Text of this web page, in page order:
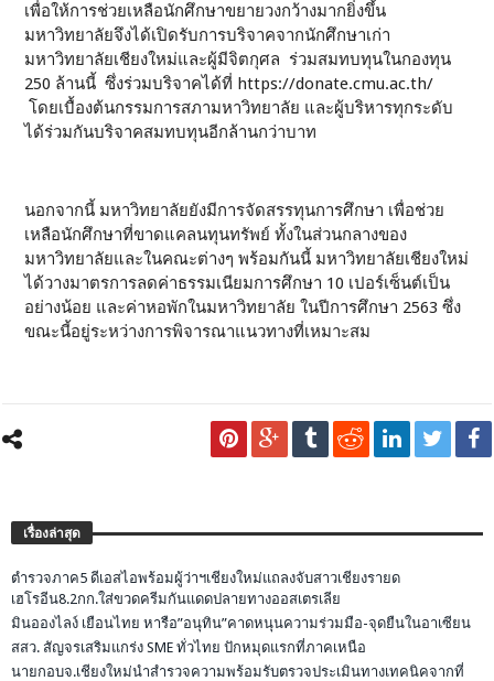
เพื่อให้การช่วยเหลือนักศึกษาขยายวงกว้างมากยิ่งขึ้น
มหาวิทยาลัยจึงได้เปิดรับการบริจาคจากนักศึกษาเก่า
มหาวิทยาลัยเชียงใหม่และผู้มีจิตกุศล ร่วมสมทบทุนในกองทุน
250 ล้านนี้ ซึ่งร่วมบริจาคได้ที่ https://donate.cmu.ac.th/
โดยเบื้องต้นกรรมการสภามหาวิทยาลัย และผู้บริหารทุกระดับ
ได้ร่วมกันบริจาคสมทบทุนอีกล้านกว่าบาท
นอกจากนี้ มหาวิทยาลัยยังมีการจัดสรรทุนการศึกษา เพื่อช่วย
เหลือนักศึกษาที่ขาดแคลนทุนทรัพย์ ทั้งในส่วนกลางของ
มหาวิทยาลัยและในคณะต่างๆ พร้อมกันนี้ มหาวิทยาลัยเชียงใหม่
ได้วางมาตรการลดค่าธรรมเนียมการศึกษา 10 เปอร์เซ็นต์เป็น
อย่างน้อย และค่าหอพักในมหาวิทยาลัย ในปีการศึกษา 2563 ซึ่ง
ขณะนี้อยู่ระหว่างการพิจารณาแนวทางที่เหมาะสม
เรื่องล่าสุด
ตำรวจภาค5 ดีเอสไอพร้อมผู้ว่าฯเชียงใหม่แถลงจับสาวเชียงรายด
เฮโรอีน8.2กก.ใส่ขวดครีมกันแดดปลายทางออสเตรเลีย
มินอองไลง์ เยือนไทย หารือ”อนุทิน”คาดหนุนความร่วมมือ-จุดยืนในอาเซียน
สสว. สัญจรเสริมแกร่ง SME ทั่วไทย ปักหมุดแรกที่ภาคเหนือ
นายกอบจ.เชียงใหม่นำสำรวจความพร้อมรับตรวจประเมินทางเทคนิคจากที่